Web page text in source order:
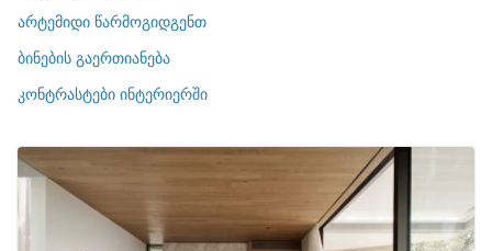
ბ
ი
არტემიდი წარმოგიდგენთ
ბინების გაერთიანება
კონტრასტები ინტერიერში